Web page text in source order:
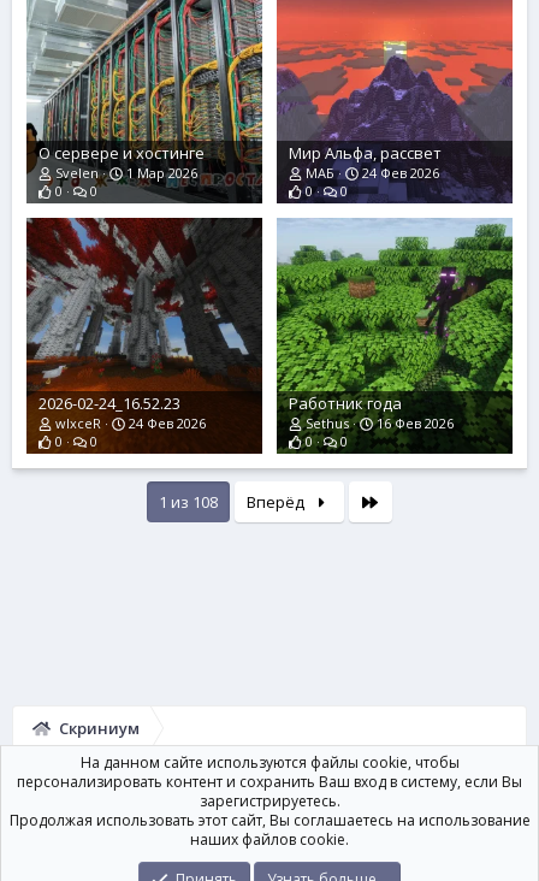
О сервере и хостинге
Svelen
1 Мар 2026
0
0
Мир Альфа, рассвет
МАБ
24 Фев 2026
0
0
2026-02-24_16.52.23
wlxceR
24 Фев 2026
0
0
Работник года
Sethus
16 Фев 2026
0
0
1 из 108 Вперёд
Скриниум
Условия и правила Политика конфиденциальности
На данном сайте используются файлы cookie, чтобы
персонализировать контент и сохранить Ваш вход в систему, если Вы
зарегистрируетесь.
Продолжая использовать этот сайт, Вы соглашаетесь на использование
наших файлов cookie.